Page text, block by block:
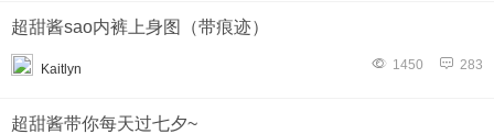
超甜酱sao内裤上身图（带痕迹）
Kaitlyn 1450 283
超甜酱带你每天过七夕~